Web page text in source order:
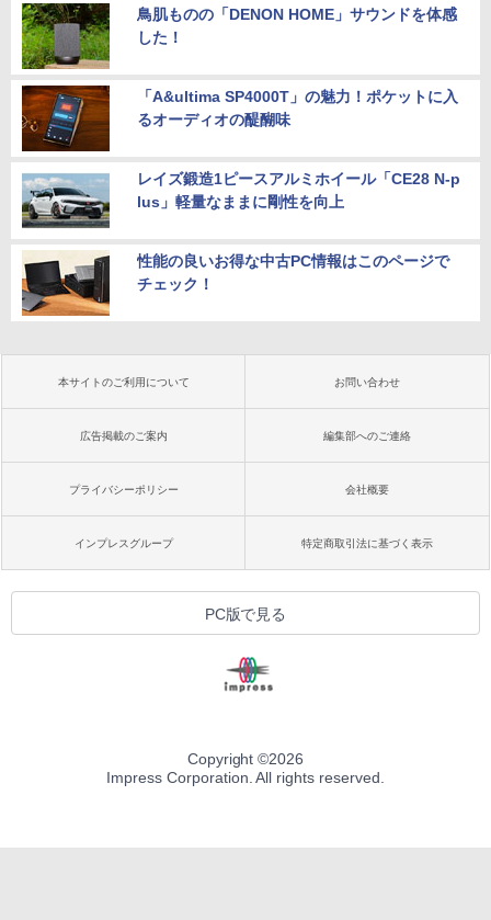
鳥肌ものの「DENON HOME」サウンドを体感
した！
「A&ultima SP4000T」の魅力！ポケットに入
るオーディオの醍醐味
レイズ鍛造1ピースアルミホイール「CE28 N-p
lus」軽量なままに剛性を向上
性能の良いお得な中古PC情報はこのページで
チェック！
本サイトのご利用について お問い合わせ
広告掲載のご案内 編集部へのご連絡
プライバシーポリシー 会社概要
インプレスグループ 特定商取引法に基づく表示
PC版で見る
Copyright ©2026
Impress Corporation. All rights reserved.